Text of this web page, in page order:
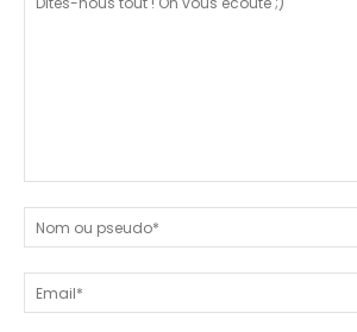
nous
tout
!
On
vous